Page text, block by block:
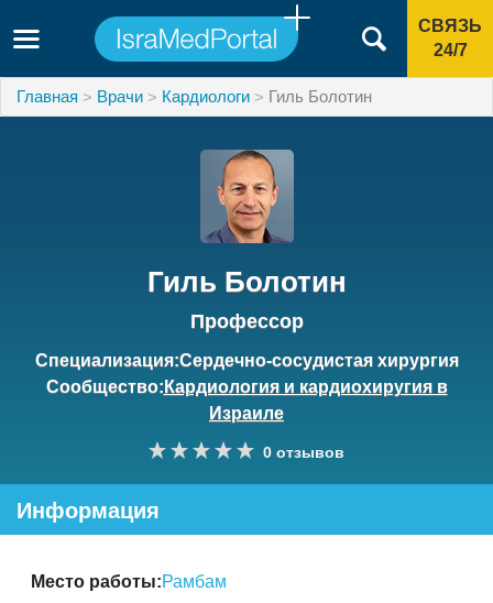
СВЯЗЬ
24/7
Главная Врачи Кардиологи Гиль Болотин
Гиль Болотин
Профессор
Специализация:Сердечно-сосудистая хирургия
Сообщество: Кардиология и кардиохиругия в
Израиле
0 отзывов
Информация
Место работы:Рамбам